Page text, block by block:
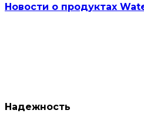
Новости о продуктах
Надежность